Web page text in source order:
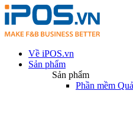
Về iPOS.vn
Sản phẩm
Sản phẩm
Phần mềm